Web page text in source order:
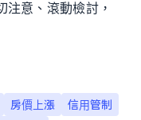
注意、滾動檢討，
房價上漲
信用管制